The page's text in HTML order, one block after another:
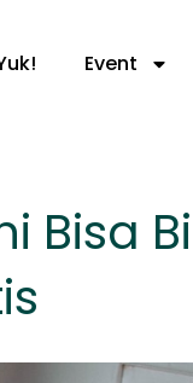
Event
Bisa